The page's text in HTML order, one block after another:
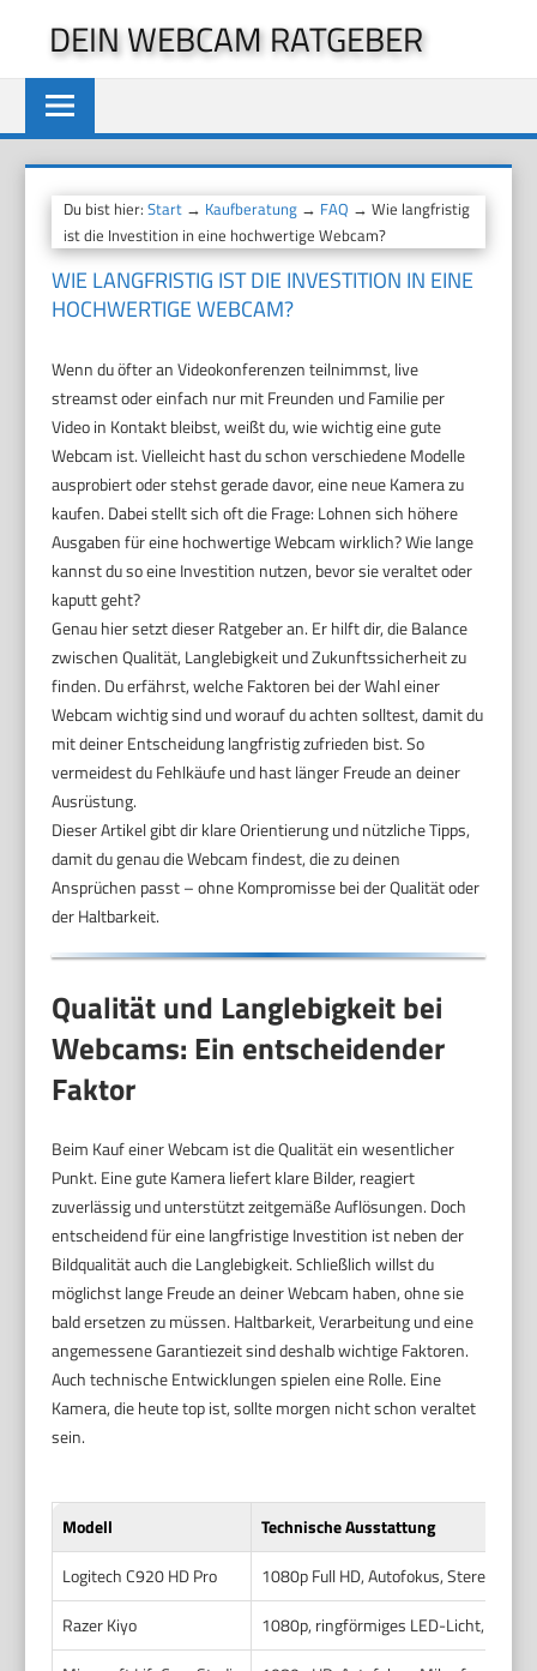
springen
DEIN WEBCAM RATGEBER
Du bist hier:Start → Kaufberatung → FAQ → Wie langfristig
ist die Investition in eine hochwertige Webcam?
WIE LANGFRISTIG IST DIE INVESTITION IN EINE
HOCHWERTIGE WEBCAM?
Wenn du öfter an Videokonferenzen teilnimmst, live
streamst oder einfach nur mit Freunden und Familie per
Video in Kontakt bleibst, weißt du, wie wichtig eine gute
Webcam ist. Vielleicht hast du schon verschiedene Modelle
ausprobiert oder stehst gerade davor, eine neue Kamera zu
kaufen. Dabei stellt sich oft die Frage: Lohnen sich höhere
Ausgaben für eine hochwertige Webcam wirklich? Wie lange
kannst du so eine Investition nutzen, bevor sie veraltet oder
kaputt geht?
Genau hier setzt dieser Ratgeber an. Er hilft dir, die Balance
zwischen Qualität, Langlebigkeit und Zukunftssicherheit zu
finden. Du erfährst, welche Faktoren bei der Wahl einer
Webcam wichtig sind und worauf du achten solltest, damit du
mit deiner Entscheidung langfristig zufrieden bist. So
vermeidest du Fehlkäufe und hast länger Freude an deiner
Ausrüstung.
Dieser Artikel gibt dir klare Orientierung und nützliche Tipps,
damit du genau die Webcam findest, die zu deinen
Ansprüchen passt – ohne Kompromisse bei der Qualität oder
der Haltbarkeit.
Qualität und Langlebigkeit bei
Webcams: Ein entscheidender
Faktor
Beim Kauf einer Webcam ist die Qualität ein wesentlicher
Punkt. Eine gute Kamera liefert klare Bilder, reagiert
zuverlässig und unterstützt zeitgemäße Auflösungen. Doch
entscheidend für eine langfristige Investition ist neben der
Bildqualität auch die Langlebigkeit. Schließlich willst du
möglichst lange Freude an deiner Webcam haben, ohne sie
bald ersetzen zu müssen. Haltbarkeit, Verarbeitung und eine
angemessene Garantiezeit sind deshalb wichtige Faktoren.
Auch technische Entwicklungen spielen eine Rolle. Eine
Kamera, die heute top ist, sollte morgen nicht schon veraltet
sein.
Modell
Technische Ausstattung
Logitech C920 HD Pro
1080p Full HD, Autofokus, Stereo-
Razer Kiyo
1080p, ringförmiges LED-Licht,